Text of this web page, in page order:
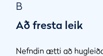
B
Að fresta leik
Nefndin ætti að